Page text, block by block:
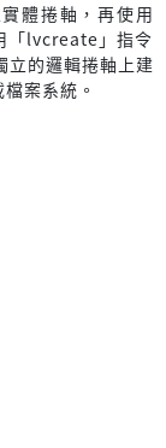
體捲軸，再使用
「lvcreate」指令
立的邏輯捲軸上建
案系統。